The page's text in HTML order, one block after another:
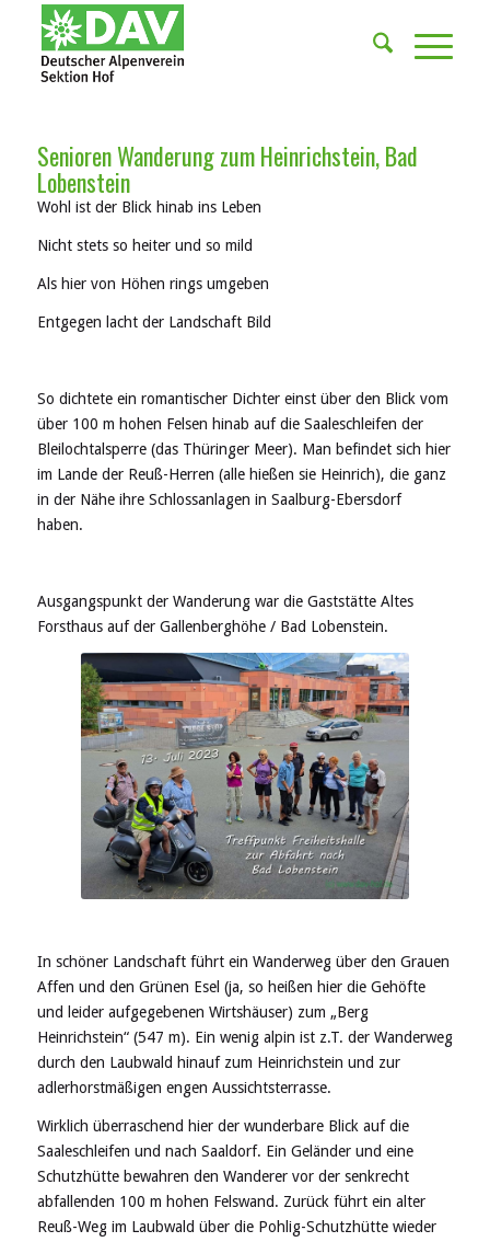
Senioren Wanderung zum Heinrichstein, Bad
Lobenstein
Wohl ist der Blick hinab ins Leben
Nicht stets so heiter und so mild
Als hier von Höhen rings umgeben
Entgegen lacht der Landschaft Bild
So dichtete ein romantischer Dichter einst über den Blick vom
über 100 m hohen Felsen hinab auf die Saaleschleifen der
Bleilochtalsperre (das Thüringer Meer). Man befindet sich hier
im Lande der Reuß-Herren (alle hießen sie Heinrich), die ganz
in der Nähe ihre Schlossanlagen in Saalburg-Ebersdorf
haben.
Ausgangspunkt der Wanderung war die Gaststätte Altes
Forsthaus auf der Gallenberghöhe / Bad Lobenstein.
In schöner Landschaft führt ein Wanderweg über den Grauen
Affen und den Grünen Esel (ja, so heißen hier die Gehöfte
und leider aufgegebenen Wirtshäuser) zum „Berg
Heinrichstein“ (547 m). Ein wenig alpin ist z.T. der Wanderweg
durch den Laubwald hinauf zum Heinrichstein und zur
adlerhorstmäßigen engen Aussichtsterrasse.
Wirklich überraschend hier der wunderbare Blick auf die
Saaleschleifen und nach Saaldorf. Ein Geländer und eine
Schutzhütte bewahren den Wanderer vor der senkrecht
abfallenden 100 m hohen Felswand. Zurück führt ein alter
Reuß-Weg im Laubwald über die Pohlig-Schutzhütte wieder